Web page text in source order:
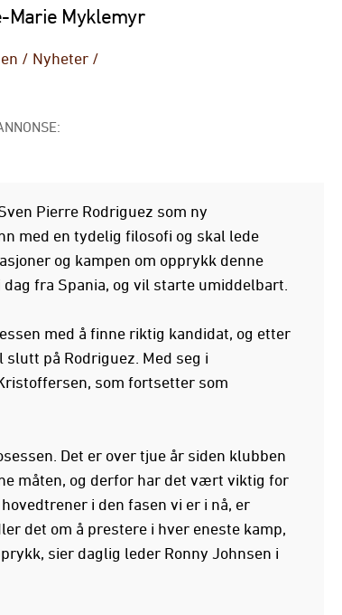
Marie Myklemyr
/ Nyheter /
Pierre Rodriguez som ny
med en tydelig filosofi og skal lede
og kampen om opprykk denne
fra Spania, og vil starte umiddelbart.
med å finne riktig kandidat, og etter
på Rodriguez. Med seg i
som fortsetter som
Det er over tjue år siden klubben
måten, og derfor har det vært viktig for
i den fasen vi er i nå, er
det om å prestere i hver eneste kamp,
sier daglig leder Ronny Johnsen i